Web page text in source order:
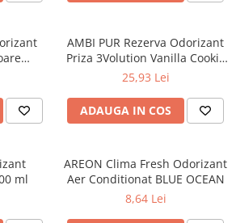
AMBI PUR Rezerva Odorizant
Priza 3Volution Vanilla Cookie
20 ml
25,93 Lei
ADAUGA IN COS
ml
AREON Clima Fresh Odorizant
Aer Conditionat BLUE OCEAN
8,64 Lei